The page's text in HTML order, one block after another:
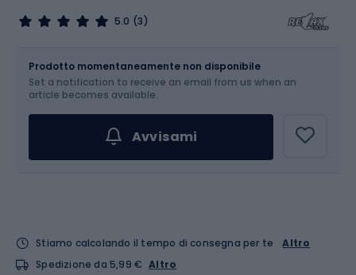
5.0 (3)
Prodotto momentaneamente non disponibile
Set a notification to receive an email from us when an
article becomes available.
Avvisami
Stiamo calcolando il tempo di consegna per te
Altro
Spedizione da 5,99 € Altro